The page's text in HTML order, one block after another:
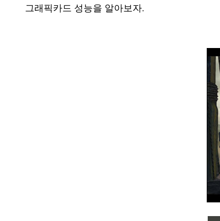
그래픽카드 성능을 알아보자.